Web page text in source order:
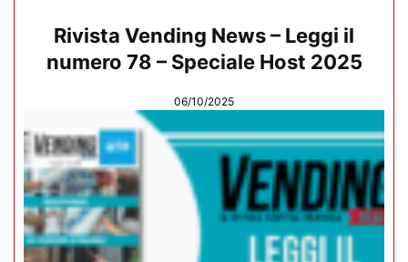
Rivista Vending News – Leggi il
numero 78 – Speciale Host 2025
06/10/2025